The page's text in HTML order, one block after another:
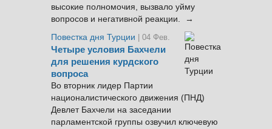
высокие полномочия, вызвало уйму
вопросов и негативной реакции. →
Повестка дня Турции
| 04 Фев.
Четыре условия Бахчели
для решения курдского
вопроса
Во вторник лидер Партии
националистического движения (ПНД)
Девлет Бахчели на заседании
парламентской группы озвучил ключевую